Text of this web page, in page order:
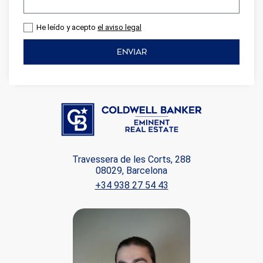
He leído y acepto el aviso legal
ENVIAR
Travessera de les Corts, 288
08029, Barcelona
+34 938 27 54 43
de navegación en el sitio web y mostrar publicidad